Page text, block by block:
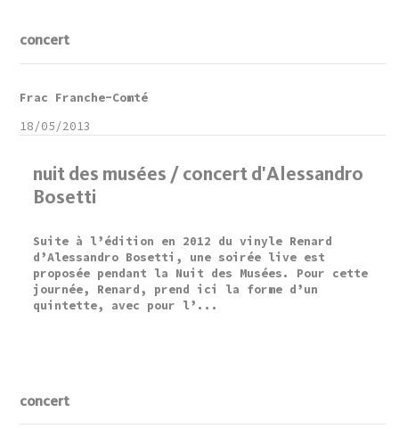
concert
nuit des musées / concert d'Alessandro
Bosetti
Suite à l’édition en 2012 du vinyle Renard
d’Alessandro Bosetti, une soirée live est
proposée pendant la Nuit des Musées. Pour cette
journée, Renard, prend ici la forme d’un
quintette, avec pour l’...
Frac Franche-Comté
18/05/2013
concert